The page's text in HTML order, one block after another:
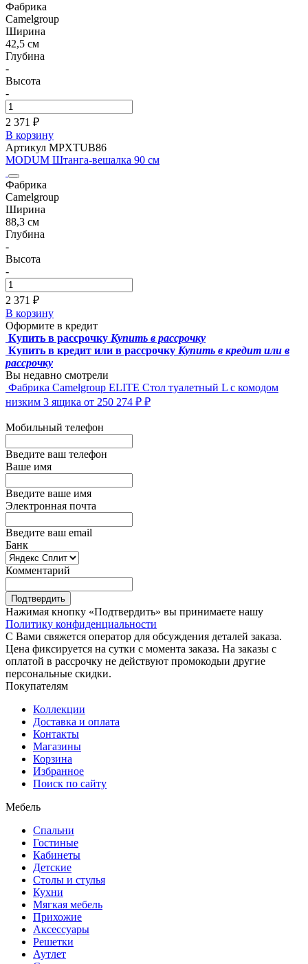
Фабрика
Camelgroup
Ширина
42,5 см
Глубина
-
Высота
-
2 371 ₽
В корзину
Артикул MPXTUB86
MODUM Штанга-вешалка 90 см
Фабрика
Camelgroup
Ширина
88,3 см
Глубина
-
Высота
-
2 371 ₽
В корзину
Оформите в кредит
Купить в рассрочку Купить в рассрочку
Купить в кредит или в рассрочку Купить в кредит или в
рассрочку
Вы недавно смотрели
Фабрика Camelgroup ELITE Стол туалетный L с комодом
низким 3 ящика от 250 274 ₽ ₽
Мобильный телефон
Введите ваш телефон
Ваше имя
Введите ваше имя
Электронная почта
Введите ваш email
Банк
Комментарий
Подтвердить
Нажимая кнопку «Подтвердить» вы принимаете нашу
Политику конфиденциальности
С Вами свяжется оператор для обсуждения деталей заказа.
Цена фиксируется на сутки с момента заказа. На заказы с
оплатой в рассрочку не действуют промокодыи другие
персональные скидки.
Покупателям
Коллекции
Доставка и оплата
Контакты
Магазины
Корзина
Избранное
Поиск по сайту
Мебель
Спальни
Гостиные
Кабинеты
Детские
Столы и стулья
Кухни
Мягкая мебель
Прихожие
Аксессуары
Решетки
Аутлет